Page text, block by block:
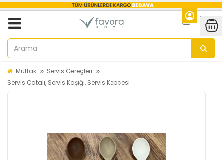
Mutfak
Servis Gereçleri
Servis Çatalı, Servis Kaşığı, Servis Kepçesi